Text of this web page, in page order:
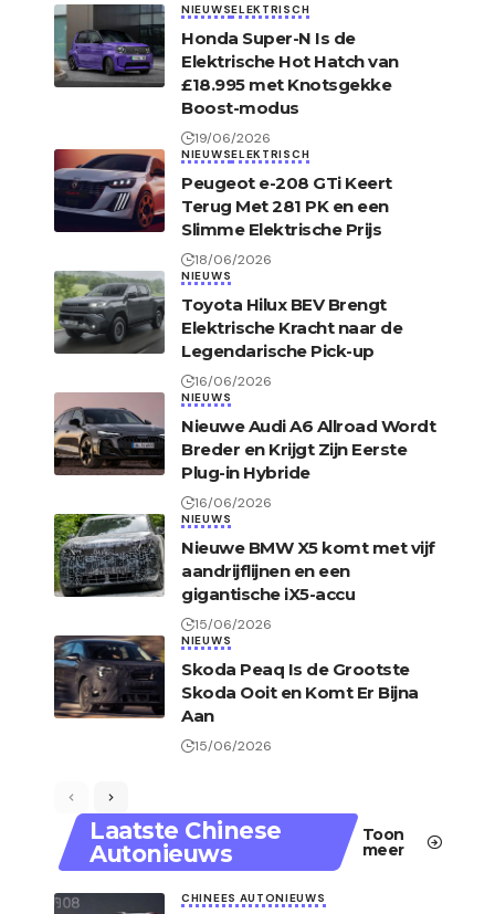
NIEUWSELEKTRISCH
Honda Super-N Is de
Elektrische Hot Hatch van
£18.995 met Knotsgekke
Boost-modus
19/06/2026
NIEUWSELEKTRISCH
Peugeot e-208 GTi Keert
Terug Met 281 PK en een
Slimme Elektrische Prijs
18/06/2026
NIEUWS
Toyota Hilux BEV Brengt
Elektrische Kracht naar de
Legendarische Pick-up
16/06/2026
NIEUWS
Nieuwe Audi A6 Allroad Wordt
Breder en Krijgt Zijn Eerste
Plug-in Hybride
16/06/2026
NIEUWS
Nieuwe BMW X5 komt met vijf
aandrijflijnen en een
gigantische iX5-accu
15/06/2026
NIEUWS
Skoda Peaq Is de Grootste
Skoda Ooit en Komt Er Bijna
Aan
15/06/2026
Laatste Chinese
Autonieuws
Toon
meer
CHINEES AUTONIEUWS